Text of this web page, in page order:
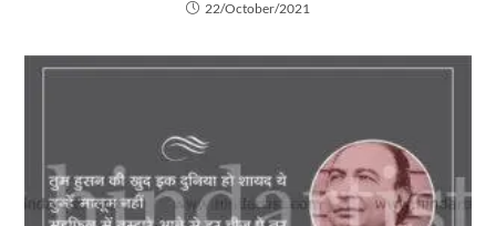
22/October/2021